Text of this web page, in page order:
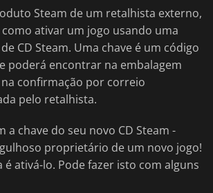
Steam de um retalhista externo,
ativar um jogo usando uma
CD Steam. Uma chave é um código
poderá encontrar na embalagem
confirmação por correio
pelo retalhista.
a chave do seu novo CD Steam -
proprietário de um novo jogo!
é ativá-lo. Pode fazer isto com alguns